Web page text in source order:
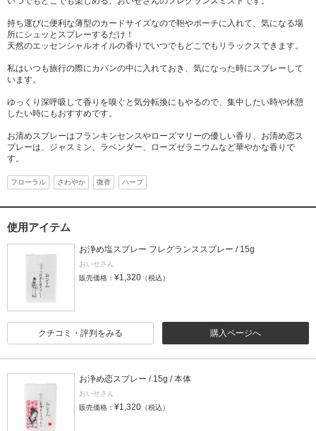
持ち運びに便利な薄型のカードサイズなので鞄やポーチに入れて、気になる場
所にシュッとスプレーするだけ！
天然のエッセンシャルオイルの香りでいつでもどこでもリラックスできます。
私はいつも旅行の際にカバンの中に入れておき、気になった時にスプレーして
います。
ゆっくり深呼吸して香りを嗅ぐと気分転換にもやるので、集中したい時や休憩
したい時にもおすすめです。
お清めスプレーはフランキンセンスやローズマリーの優しい香り、お清め恋ス
プレーは、ジャスミン、ラベンダー、ローズゼラニウムなど華やかな香りで
す。
フローラル さわやか 微香 ハーブ
使用アイテム
お浄め塩スプレー フレグランススプレー / 15g
おいせさん
販売価格： ¥1,320 （税込）
購入ページへ
クチコミ・評判をみる
お浄め恋スプレー / 15g / 本体
おいせさん
販売価格： ¥1,320 （税込）